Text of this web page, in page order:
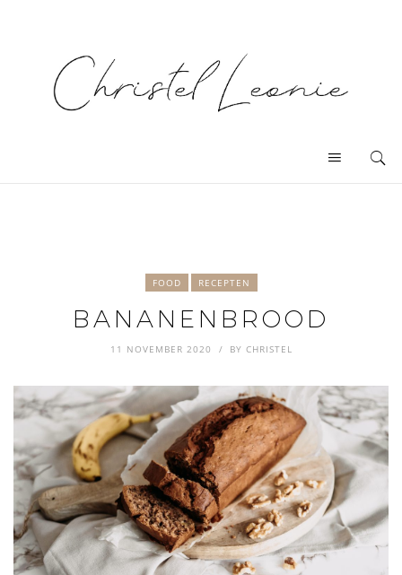
FOOD RECEPTEN
BANANENBROOD
11 NOVEMBER 2020 BY CHRISTEL